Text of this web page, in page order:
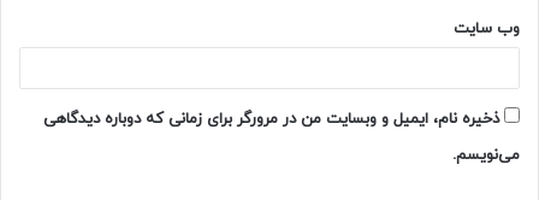
بورس و بازارهای مالی پوشش داده می‌شود.
تحلیل روند بازار، پیش‌بینی‌های اقتصادی، بررسی سیاست‌های
پولی و مالی و معرفی فرصت‌های سرمایه‌گذاری از جمله موضوعاتی
هستند که در این بخش مورد توجه قرار می‌گیرند. کاربران
وب‌ سایت
ذخیره نام، ایمیل و وبسایت من در مرورگر برای زمانی که دوباره دیدگاهی
می‌نویسم.